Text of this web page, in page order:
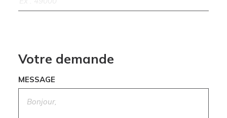
Votre demande
MESSAGE